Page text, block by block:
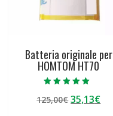
Batteria originale per
HOMTOM HT70
5.00
su 5
125,00€Il
35,13€Il